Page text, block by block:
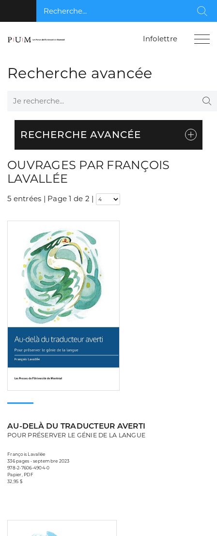
Recherche...
Infolettre
Recherche avancée
Je recherche...
RECHERCHE AVANCÉE
OUVRAGES PAR FRANÇOIS
LAVALLÉE
5 entrées | Page 1 de 2 |
AU-DELÀ DU TRADUCTEUR AVERTI
POUR PRÉSERVER LE GÉNIE DE LA LANGUE
François Lavallée
336 pages • septembre 2023
978-2-7606-4904-0
Papier, PDF
32,95 $